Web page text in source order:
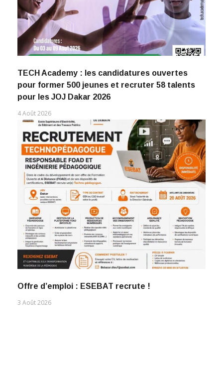
TECH Academy : les candidatures ouvertes
pour former 500 jeunes et recruter 58 talents
pour les JOJ Dakar 2026
4 Août 2026
Offre d’emploi : ESEBAT recrute !
3 Août 2026